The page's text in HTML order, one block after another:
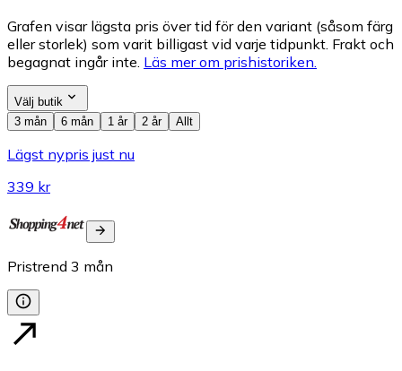
Grafen visar lägsta pris över tid för den variant (såsom färg
eller storlek) som varit billigast vid varje tidpunkt. Frakt och
begagnat ingår inte. Läs mer om prishistoriken.
Välj butik
3 mån
6 mån 1 år 2 år Allt
Lägst nypris just nu
339 kr
Pristrend 3 mån